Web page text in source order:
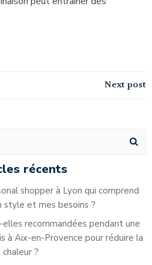
Navigation
Next post
récents
shopper à Lyon qui comprend
style et mes besoins ?
recommandées pendant une
à Aix-en-Provence pour réduire la
chaleur ?